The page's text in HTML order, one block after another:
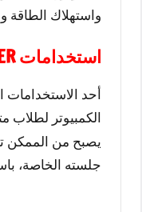
واستهلاك الطاقة
استخدامات ASTER:
أحد الاستخدامات
الكمبيوتر لطلاب
يصبح من الممكن
جلسته الخاصة،